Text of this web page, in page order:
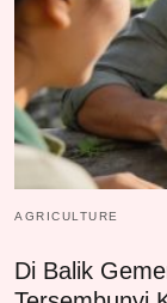
AGRICULTURE
Di Balik